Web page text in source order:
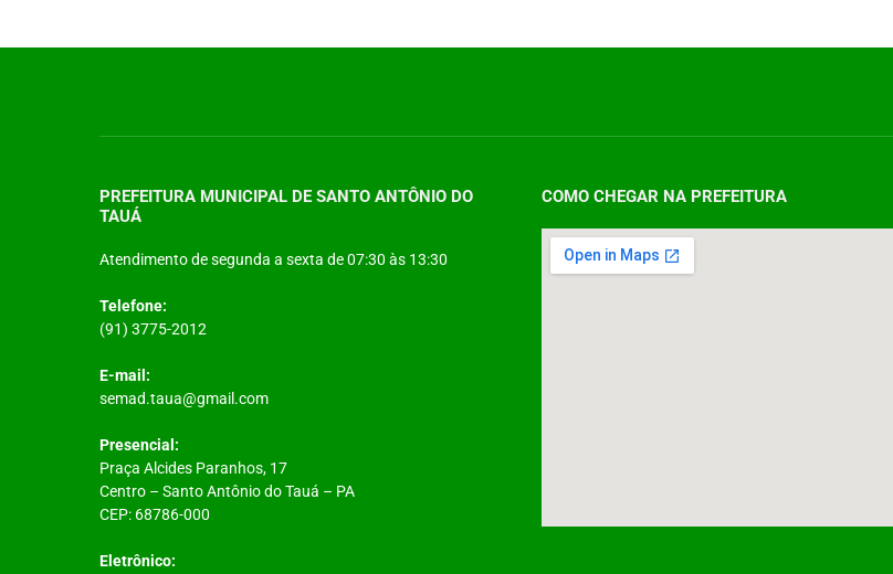
PREFEITURA MUNICIPAL DE SANTO ANTÔNIO DO
TAUÁ
Atendimento de segunda a sexta de 07:30 às 13:30
Telefone:
(91) 3775-2012
E-mail:
semad.taua@gmail.com
Presencial:
Praça Alcides Paranhos, 17
Centro – Santo Antônio do Tauá – PA
CEP: 68786-000
Eletrônico:
COMO CHEGAR NA PREFEITURA